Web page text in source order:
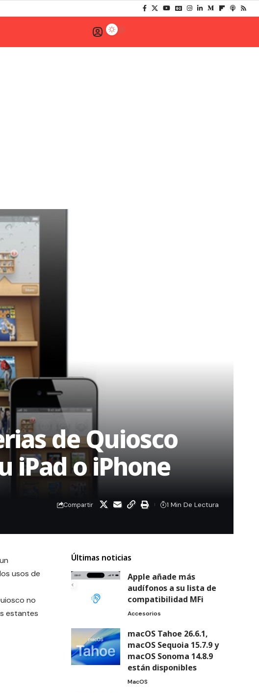
de Quiosco
iPad o iPhone
Compartir 1 Min De Lectura
usos de
no
estantes
Últimas noticias
Apple añade más
audífonos a su lista de
compatibilidad MFi
Accesorios
macOS Tahoe 26.6.1,
macOS Sequoia 15.7.9 y
macOS Sonoma 14.8.9
están disponibles
MacOS